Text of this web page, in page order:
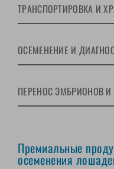
ТРАНСПОРТИРОВКА И
ОСЕМЕНЕНИЕ И
ПЕРЕНОС ЭМБРИОНОВ И
Премиальные
осеменения